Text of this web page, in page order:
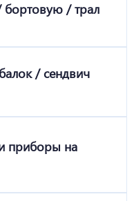
бортовую / трал
/ сендвич
приборы на